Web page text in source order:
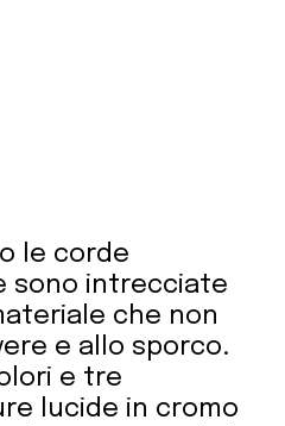
le corde
sono intrecciate
che non
e allo sporco.
e tre
lucide in cromo